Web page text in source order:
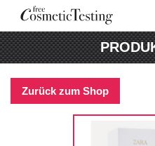
Zurück zum Shop